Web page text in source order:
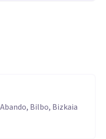
Bilbo, Bizkaia